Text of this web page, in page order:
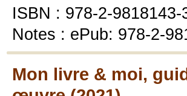
ISBN : 978-2-9818143-
Notes : ePub: 978-2-
Mon livre & moi,